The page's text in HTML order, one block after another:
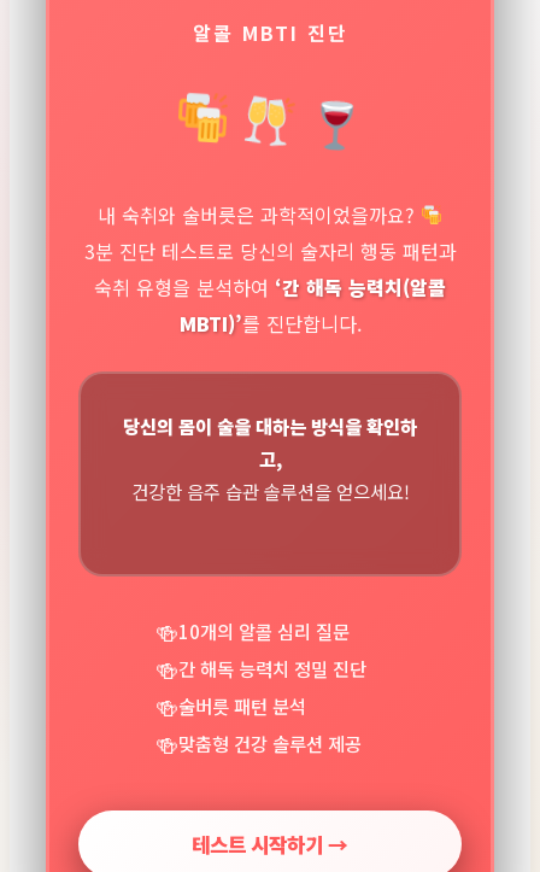
알콜 MBTI 진단
내 숙취와 술버릇은 과학적이었을까요?
3분 진단 테스트로 당신의 술자리 행동 패턴과
숙취 유형을 분석하여 ‘간 해독 능력치(알콜
MBTI)’를 진단합니다.
당신의 몸이 술을 대하는 방식을 확인하
고,
건강한 음주 습관 솔루션을 얻으세요!
10개의 알콜 심리 질문
간 해독 능력치 정밀 진단
술버릇 패턴 분석
맞춤형 건강 솔루션 제공
테스트 시작하기 →